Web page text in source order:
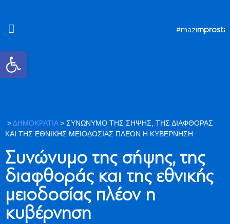
Ανοίξτε τη γραμμή εργαλείων
#mazimprosta
>ΔΗΜΟΚΡΑΤΙΑ> ΣΥΝΏΝΥΜΟ ΤΗΣ ΣΉΨΗΣ, ΤΗΣ ΔΙΑΦΘΟΡΆΣ
ΚΑΙ ΤΗΣ ΕΘΝΙΚΉΣ ΜΕΙΟΔΟΣΊΑΣ ΠΛΈΟΝ Η ΚΥΒΈΡΝΗΣΗ
Συνώνυμο της σήψης, της
διαφθοράς και της εθνικής
μειοδοσίας πλέον η
κυβέρνηση